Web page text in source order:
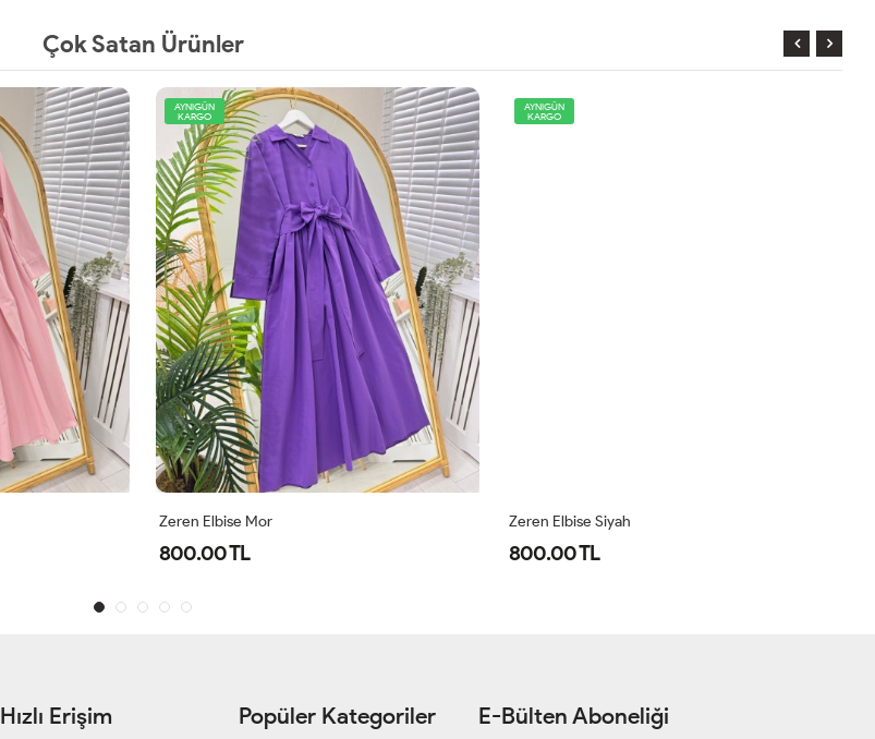
Çok Satan Ürünler
AYNIGÜN
KARGO
Zeren Elbise Mor
800.00 TL
AYNIGÜN
KARGO
Zeren Elbise Siyah
800.00 TL
Hızlı Erişim Popüler Kategoriler E-Bülten Aboneliği